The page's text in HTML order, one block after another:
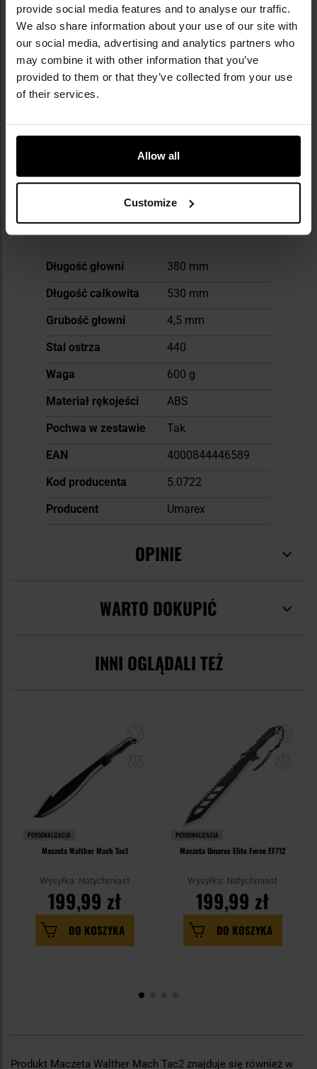
provide social media features and to analyse our traffic.
We also share information about your use of our site with
our social media, advertising and analytics partners who
may combine it with other information that you’ve
provided to them or that they’ve collected from your use
of their services.
Allow all
Customize
akcesoria oraz sprzęt obronny. Umarex
wyróżnia się innowacjami, m.in. rewolucyjnymi
wiatrówkami CO2 i systemem Fast Action.
Dzięki globalnej dystrybucji produkty marki
dostępne są już w kilkudziesięciu krajach.
Pierwszy wielki sukces Umarex przyniosła
nietypowa replika rewolweru sprzedawana w
Holmesie - produkt, który sprzedawał się w
DANE TECHNICZNE
Więcej
Długość głowni
380 mm
Długość całkowita
530 mm
Grubość głowni
4,5 mm
Stal ostrza
440
Waga
600 g
Materiał rękojeści
ABS
Pochwa w zestawie
Tak
EAN
4000844446589
Kod producenta
5.0722
Producent
Umarex
OPINIE
WARTO DOKUPIĆ
INNI OGLĄDALI TEŻ
PERSONALIZACJA
Maczeta Walther Mach Tac1
Wysyłka: Natychmiast
199,99 zł
DO KOSZYKA
PERSONALIZACJA
Maczeta Umarex Elite Force EF712
Wysyłka: Natychmiast
199,99 zł
DO KOSZYKA
Produkt Maczeta Walther Mach Tac2 znajduje się również w